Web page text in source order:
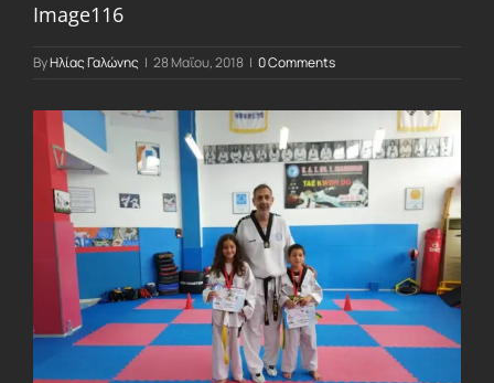
Image116
ByΗλίας Γαλώνης | 28 Μαΐου, 2018 | 0 Comments